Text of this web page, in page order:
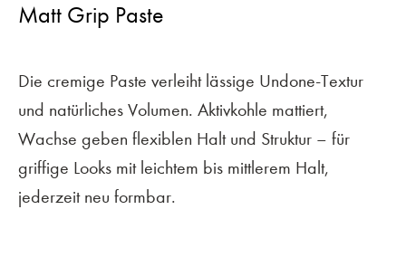
Matt Grip Paste
Die cremige Paste verleiht lässige Undone-Textur
und natürliches Volumen. Aktivkohle mattiert,
Wachse geben flexiblen Halt und Struktur – für
griffige Looks mit leichtem bis mittlerem Halt,
jederzeit neu formbar.